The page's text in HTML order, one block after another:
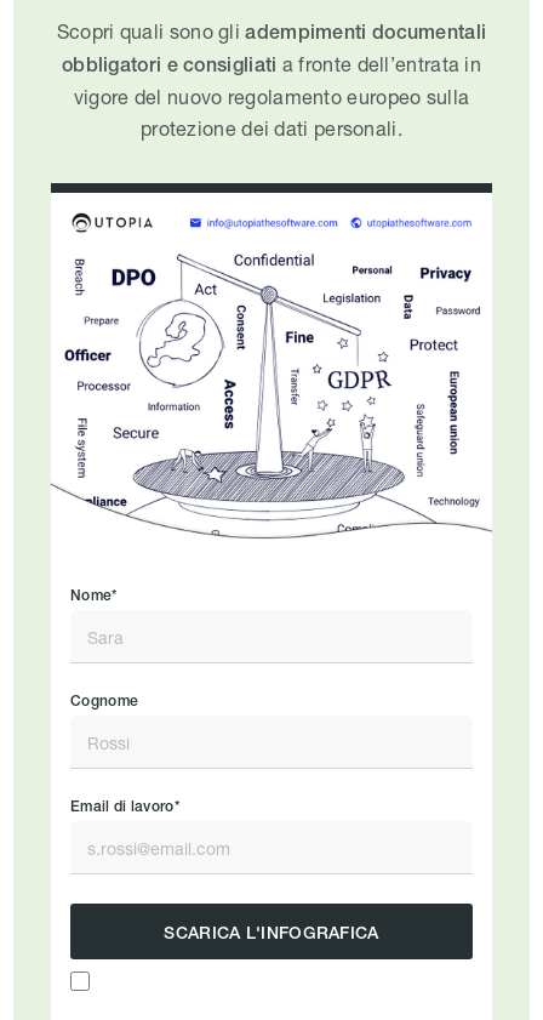
Scopri quali sono gliadempimenti documentali
obbligatori e consigliati a fronte dell’entrata in
vigore del nuovo regolamento europeo sulla
protezione dei dati personali.
Nome*
Cognome
Email di lavoro*